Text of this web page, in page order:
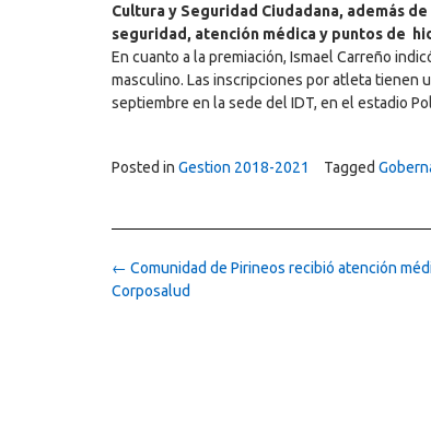
Cultura y Seguridad Ciudadana, además
seguridad, atención médica y puntos de
En cuanto a la premiación, Ismael Carreño
masculino. Las inscripciones por atleta tienen
septiembre en la sede del IDT, en el estadio
Posted in Gestion 2018-2021 Tagged
Post
navigation
← Comunidad de Pirineos recibió atención
Corposalud